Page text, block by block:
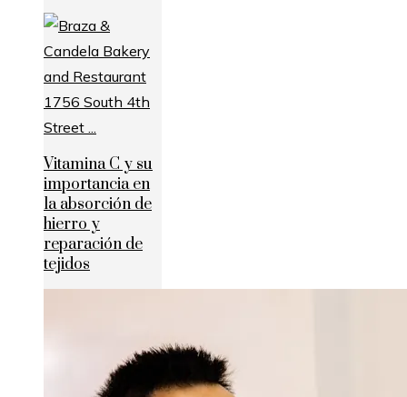
Vitamina C y su
importancia en
la absorción de
hierro y
reparación de
tejidos